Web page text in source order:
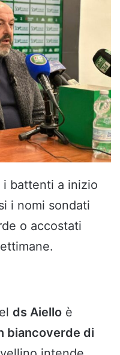
i battenti a inizio
i nomi sondati
o accostati
ds Aiello è
biancoverde di